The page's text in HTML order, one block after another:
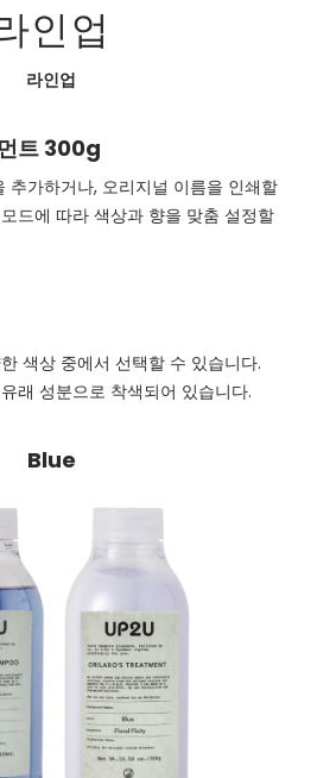
인업
라인업
트 300g
추가하거나, 오리지널 이름을 인쇄할
드에 따라 색상과 향을 맞춤 설정할
색상 중에서 선택할 수 있습니다.
래 성분으로 착색되어 있습니다.
Blue